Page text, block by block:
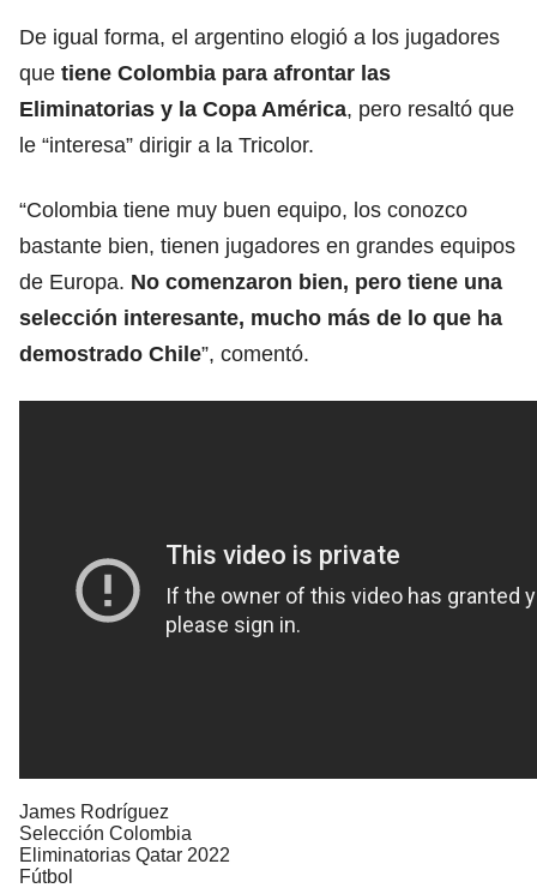
De igual forma, el argentino elogió a los jugadores
que tiene Colombia para afrontar las
Eliminatorias y la Copa América, pero resaltó que
le “interesa” dirigir a la Tricolor.
“Colombia tiene muy buen equipo, los conozco
bastante bien, tienen jugadores en grandes equipos
de Europa. No comenzaron bien, pero tiene una
selección interesante, mucho más de lo que ha
demostrado Chile”, comentó.
James Rodríguez
Selección Colombia
Eliminatorias Qatar 2022
Fútbol